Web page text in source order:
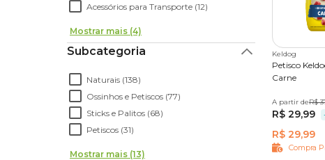
Acessórios para Transporte (12)
Mostrar mais (4)
Subcategoria
Naturais (138)
Ossinhos e Petiscos (77)
Sticks e Palitos (68)
Petiscos (31)
Mostrar mais (13)
Keldog
Petisco
Carne
500 g
A partir deR$
R$ 29,99
R$ 29,99
Compra